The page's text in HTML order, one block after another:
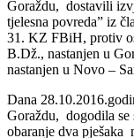
Dana
Uprave policije MUP-
Goraždu, dostavili
tjelesna povreda” iz
B.Dž., nastanjen u
nastanjen u Novo –